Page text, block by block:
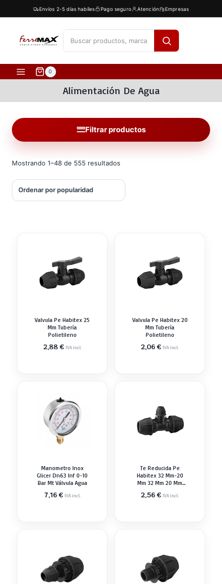
al
contenido
Envíos 2-5 días habíles Pago seguro Atención Empresas
0
Alimentación De Agua
Filtrar productos
Mostrando 1–48 de 555 resultados
Valvula Pe Habitex 25
Mm Tubería
Polietileno
2,88€ IVA incl.
Valvula Pe Habitex 20
Mm Tubería
Polietileno
2,06€ IVA incl.
Manometro Inox
Glicer Dn63 Inf 0-10
Bar Mt Válvula Agua
7,16€ IVA incl.
Te Reducida Pe
Habitex 32 Mm-20
Mm 32 Mm 20 Mm
2,56€ IVA incl.